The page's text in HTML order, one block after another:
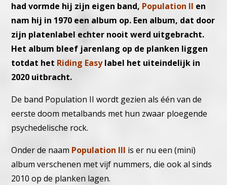
had vormde hij zijn eigen band, Population II en
nam hij in 1970 een album op. Een album, dat door
zijn platenlabel echter nooit werd uitgebracht.
Het album bleef jarenlang op de planken liggen
totdat het Riding Easylabel het uiteindelijk in
2020 uitbracht.
De band Population II wordt gezien als één van de
eerste doom metalbands met hun zwaar ploegende
psychedelische rock.
Onder de naam Population III is er nu een (mini)
album verschenen met vijf nummers, die ook al sinds
2010 op de planken lagen.